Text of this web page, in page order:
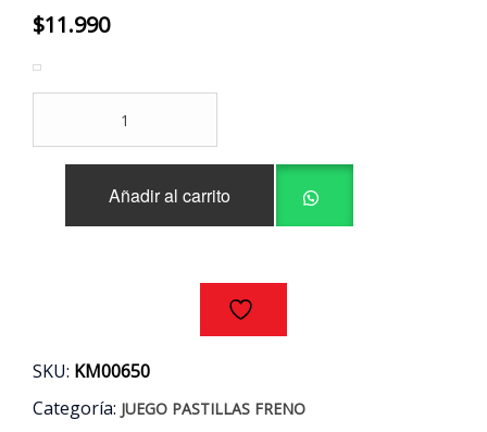
$11.990
FRENO
Añadir al carrito
SKU: KM00650
Categoría: JUEGO PASTILLAS FRENO